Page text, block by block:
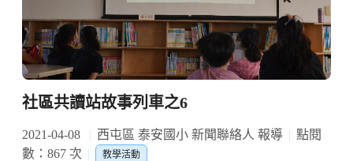
社區共讀站故事列車之6
2021-04-08 西屯區 泰安國小 新聞聯絡人 報導
點閱
數：867 次
教學活動